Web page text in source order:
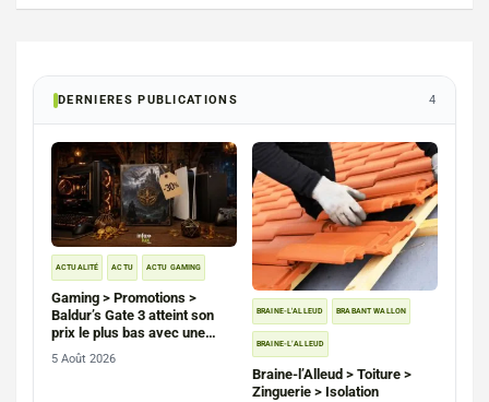
DERNIERES PUBLICATIONS 4
ACTUALITÉ ACTU ACTU GAMING
Gaming > Promotions >
Baldur’s Gate 3 atteint son
prix le plus bas avec une
remise de 30 % sur PC, PS5
et Xbox Series
5 Août 2026
BRAINE-L'ALLEUD BRABANT WALLON
BRAINE-L’ALLEUD
Braine-l’Alleud > Toiture >
Zinguerie > Isolation